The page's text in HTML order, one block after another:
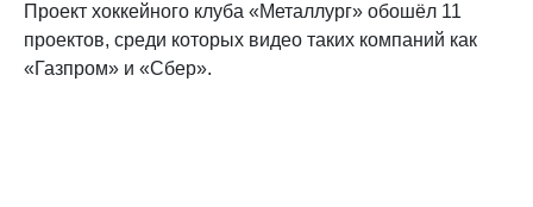
Проект хоккейного клуба «Металлург» обошёл 11
проектов, среди которых видео таких компаний как
«Газпром» и «Сбер».